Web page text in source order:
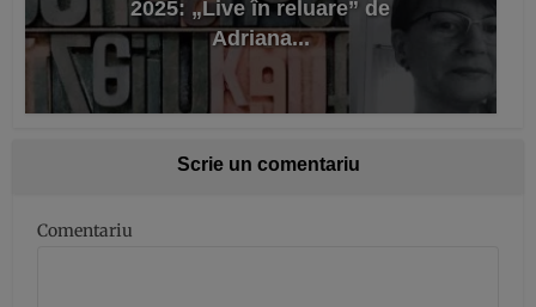
2025: „Live în reluare” de
Adriana...
Scrie un comentariu
Comentariu